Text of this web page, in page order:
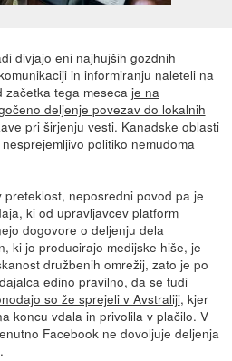
divjajo eni najhujših gozdnih
in informiranju naleteli na
začetka tega meseca je na
deljenje povezav do lokalnih
pri širjenju vesti. Kanadske oblasti
politiko nemudoma
neposredni povod pa je
ki od upravljavcev platform
dogovore o deljenju dela
ki jo producirajo medijske hiše, je
družbenih omrežij, zato je po
edino pravilno, da se tudi
so že sprejeli v Avstraliji, kjer
koncu vdala in privolila v plačilo. V
Facebook ne dovoljuje deljenja